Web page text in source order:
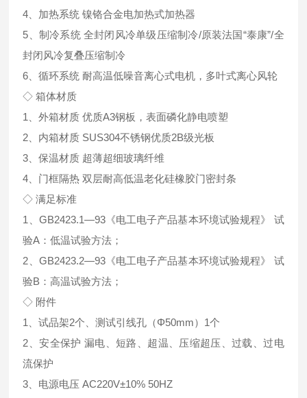
4、加热系统 镍铬合金电加热式加热器
5、制冷系统 全封闭风冷单级压缩制冷/原装法国“泰康”/全
封闭风冷复叠压缩制冷
6、循环系统 耐高温低噪音离心式电机，多叶式离心风轮
◇ 箱体材质
1、外箱材质 优质A3钢板，表面磷化静电喷塑
2、内箱材质 SUS304不锈钢优质2B级光板
3、保温材质 超薄超细玻璃纤维
4、门框隔热 双层耐高低温老化硅橡胶门密封条
◇ 满足标准
1、GB2423.1—93《电工电子产品基本环境试验规程》 试
验A：低温试验方法；
2、GB2423.2—93《电工电子产品基本环境试验规程》 试
验B：高温试验方法；
◇ 附件
1、试品架2个、测试引线孔（Φ50mm）1个
2、安全保护 漏电、短路、超温、压缩超压、过载、过电
流保护
3、电源电压 AC220V±10% 50HZ